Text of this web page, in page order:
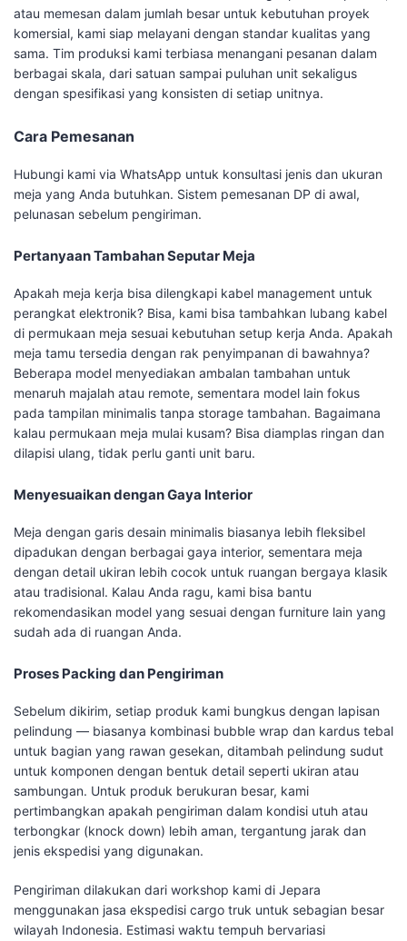
atau memesan dalam jumlah besar untuk kebutuhan proyek
komersial, kami siap melayani dengan standar kualitas yang
sama. Tim produksi kami terbiasa menangani pesanan dalam
berbagai skala, dari satuan sampai puluhan unit sekaligus
dengan spesifikasi yang konsisten di setiap unitnya.
Cara Pemesanan
Hubungi kami via WhatsApp untuk konsultasi jenis dan ukuran
meja yang Anda butuhkan. Sistem pemesanan DP di awal,
pelunasan sebelum pengiriman.
Pertanyaan Tambahan Seputar Meja
Apakah meja kerja bisa dilengkapi kabel management untuk
perangkat elektronik? Bisa, kami bisa tambahkan lubang kabel
di permukaan meja sesuai kebutuhan setup kerja Anda. Apakah
meja tamu tersedia dengan rak penyimpanan di bawahnya?
Beberapa model menyediakan ambalan tambahan untuk
menaruh majalah atau remote, sementara model lain fokus
pada tampilan minimalis tanpa storage tambahan. Bagaimana
kalau permukaan meja mulai kusam? Bisa diamplas ringan dan
dilapisi ulang, tidak perlu ganti unit baru.
Menyesuaikan dengan Gaya Interior
Meja dengan garis desain minimalis biasanya lebih fleksibel
dipadukan dengan berbagai gaya interior, sementara meja
dengan detail ukiran lebih cocok untuk ruangan bergaya klasik
atau tradisional. Kalau Anda ragu, kami bisa bantu
rekomendasikan model yang sesuai dengan furniture lain yang
sudah ada di ruangan Anda.
Proses Packing dan Pengiriman
Sebelum dikirim, setiap produk kami bungkus dengan lapisan
pelindung — biasanya kombinasi bubble wrap dan kardus tebal
untuk bagian yang rawan gesekan, ditambah pelindung sudut
untuk komponen dengan bentuk detail seperti ukiran atau
sambungan. Untuk produk berukuran besar, kami
pertimbangkan apakah pengiriman dalam kondisi utuh atau
terbongkar (knock down) lebih aman, tergantung jarak dan
jenis ekspedisi yang digunakan.
Pengiriman dilakukan dari workshop kami di Jepara
menggunakan jasa ekspedisi cargo truk untuk sebagian besar
wilayah Indonesia. Estimasi waktu tempuh bervariasi